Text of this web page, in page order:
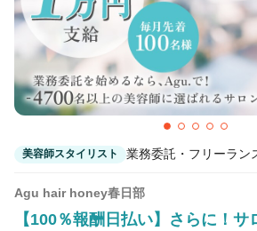
美容師スタイリスト 業務委託・フリーラン
Agu hair honey春日部
【100％報酬日払い】さらに！